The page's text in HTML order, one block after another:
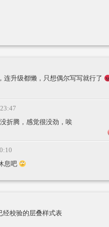
连升级都懒，只想偶尔写写就行了
折腾，感觉很没劲，唉
息吧
经校验的层叠样式表